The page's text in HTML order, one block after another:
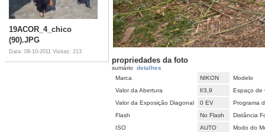
19ACOR_4_chico
(90).JPG
Data: 08-10-2011 Visitas: 213
propriedades da foto
sumário detalhes
Marca
NIKON
Modelo
Valor da Abertura
f/3,9
Espaço de
Valor da Exposição Diagonal
0 EV
Programa
Flash
No Flash
Distância
ISO
AUTO
Modo do